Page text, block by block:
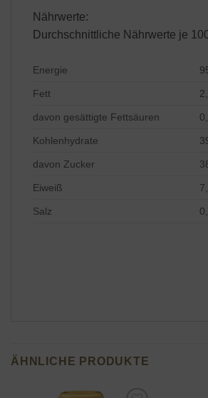
Nährwerte:
Durchschnittliche Nährwerte je
Energie
Fett
davon gesättigte Fettsäuren
Kohlenhydrate
davon Zucker
Eiweiß
Salz
ÄHNLICHE PRODUKTE